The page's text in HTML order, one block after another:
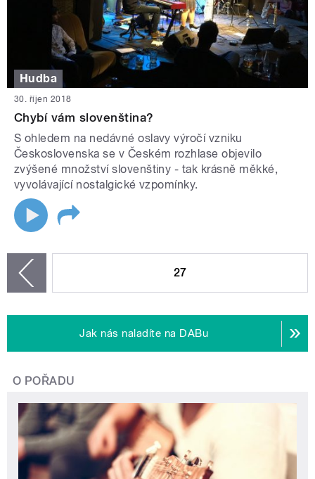
Hudba
30. říjen 2018
Chybí vám slovenština?
S ohledem na nedávné oslavy výročí vzniku
Československa se v Českém rozhlase objevilo
zvýšené množství slovenštiny - tak krásně měkké,
vyvolávající nostalgické vzpomínky.
27
Jak nás naladíte na DABu
O POŘADU